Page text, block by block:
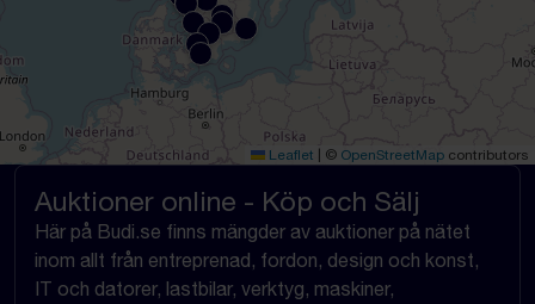
Leaflet © OpenStreetMap contributors
Auktioner online - Köp och Sälj
Här på Budi.se finns mängder av auktioner på nätet
inom allt från entreprenad, fordon, design och konst,
IT och datorer, lastbilar, verktyg, maskiner,